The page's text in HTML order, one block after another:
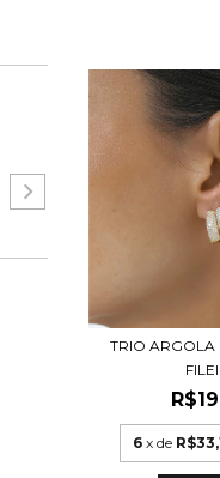
TRIO
6 x de